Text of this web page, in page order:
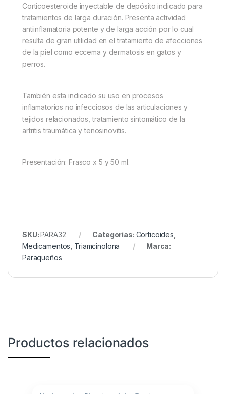
Corticoesteroide inyectable de depósito indicado para
tratamientos de larga duración. Presenta actividad
antiinflamatoria potente y de larga acción por lo cual
resulta de gran utilidad en el tratamiento de afecciones
de la piel como eccema y dermatosis en gatos y
perros.
También esta indicado su uso en procesos
inflamatorios no infecciosos de las articulaciones y
tejidos relacionados, tratamiento sintomático de la
artritis traumática y tenosinovitis.
Presentación: Frasco x 5 y 50 ml.
SKU:PARA32 Categorías: Corticoides
Medicamentos Triamcinolona
Marca:
Paraqueños
Productos relacionados